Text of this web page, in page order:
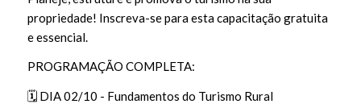
propriedade! Inscreva-se para esta capacitação gratuita
e essencial.
PROGRAMAÇÃO COMPLETA:
🗓 DIA 02/10 - Fundamentos do Turismo Rural